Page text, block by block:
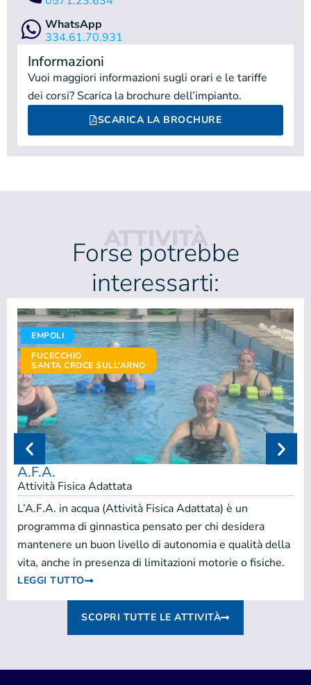
WhatsApp
334.61.70.931
Informazioni
Vuoi maggiori informazioni sugli orari e le tariffe
dei corsi? Scarica la brochure dell’impianto.
SCARICA LA BROCHURE
ATTIVITÀ
Forse potrebbe
interessarti:
EMPOLI
FUCECCHIO
SANTA CROCE SULL’ARNO
A.F.A.
Attività Fisica Adattata
L’A.F.A. in acqua (Attività Fisica Adattata) è un
programma di ginnastica pensato per chi desidera
mantenere un buon livello di autonomia e qualità della
vita, anche in presenza di limitazioni motorie o fisiche.
LEGGI TUTTO
SCOPRI TUTTE LE ATTIVITÀ